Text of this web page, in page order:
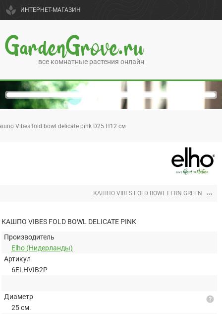
spa ИНТЕРНЕТ-МАГАЗИН
GardenGrove.ru
все комнатные растения онлайн
Vibes fold bowl delicate pink D25 H12 см
КАШПО VIBES FOLD BOWL FERN GREEN ›››
КАШПО VIBES FOLD BOWL DELICATE PINK
Производитель
Elho (Нидерланды)
Артикул
6ELHVIB2P
Диаметр
25 см.
help